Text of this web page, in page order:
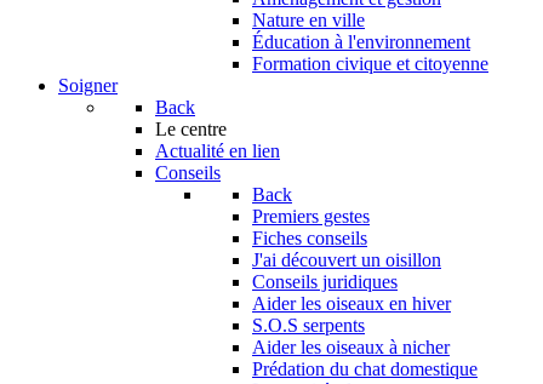
Nature en ville
Éducation à l'environnement
Formation civique et citoyenne
Soigner
Back
Le centre
Actualité en lien
Conseils
Back
Premiers gestes
Fiches conseils
J'ai découvert un oisillon
Conseils juridiques
Aider les oiseaux en hiver
S.O.S serpents
Aider les oiseaux à nicher
Prédation du chat domestique